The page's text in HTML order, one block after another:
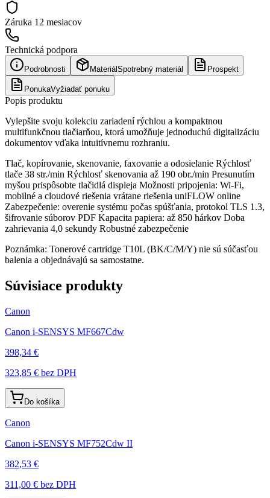
Záruka 12 mesiacov
Technická podpora
Podrobnosti Materiál Spotrebný materiál Prospekt
PonukaVyžiadať ponuku
Popis produktu
Vylepšite svoju kolekciu zariadení rýchlou a kompaktnou
multifunkčnou tlačiarňou, ktorá umožňuje jednoduchú digitalizáciu
dokumentov vďaka intuitívnemu rozhraniu.
Tlač, kopírovanie, skenovanie, faxovanie a odosielanie Rýchlosť
tlače 38 str./min Rýchlosť skenovania až 190 obr./min Presunutím
myšou prispôsobte tlačidlá displeja Možnosti pripojenia: Wi-Fi,
mobilné a cloudové riešenia vrátane riešenia uniFLOW online
Zabezpečenie: overenie systému počas spúšťania, protokol TLS 1.3,
šifrovanie súborov PDF Kapacita papiera: až 850 hárkov Doba
zahrievania 4,0 sekundy Robustné zabezpečenie
Poznámka: Tonerové cartridge T10L (BK/C/M/Y) nie sú súčasťou
balenia a objednávajú sa samostatne.
Súvisiace produkty
Canon
Canon i-SENSYS MF667Cdw
398,34 €
323,85 € bez DPH
Do košíka
Canon
Canon i-SENSYS MF752Cdw II
382,53 €
311,00 € bez DPH